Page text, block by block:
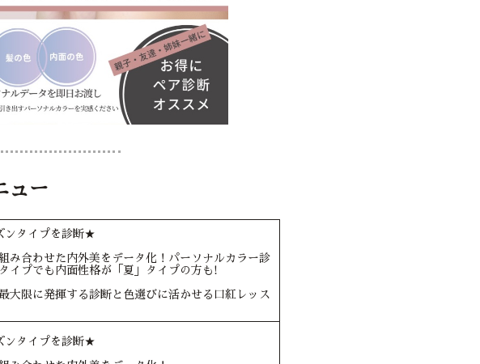
ュー
ンタイプを診断★
み合わせた内外美をデータ化！パーソナルカラー診
イプでも内面性格が「夏」タイプの方も!
大限に発揮する診断と色選びに活かせる口紅レッス
ンタイプを診断★